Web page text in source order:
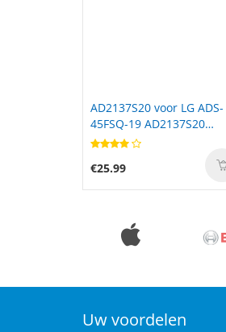
LPN385485 voor Hisense
F40
€27.11
Uw voordelen